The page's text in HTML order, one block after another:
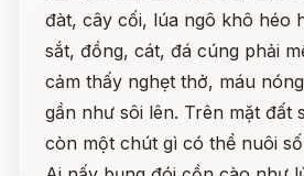
đàt, cây cối, lúa ngô khô héo
sắt, đồng, cát, đá cúng phải
cảm thấy nghẹt thở, máu
gần như sôi lên. Trên mặt đất
còn một chút gì có thể nuôi